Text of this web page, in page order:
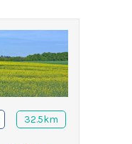
32.5km